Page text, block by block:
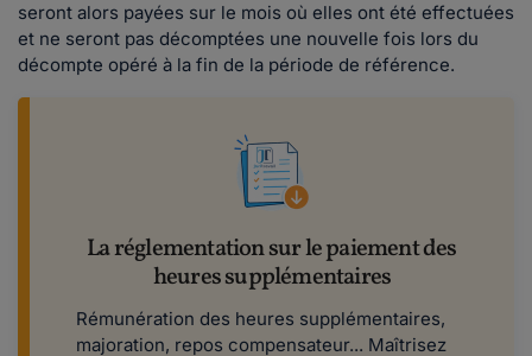
seront alors payées sur le mois où elles ont été effectuées
et ne seront pas décomptées une nouvelle fois lors du
décompte opéré à la fin de la période de référence.
La réglementation sur le paiement des
heures supplémentaires
Rémunération des heures supplémentaires,
majoration, repos compensateur... Maîtrisez